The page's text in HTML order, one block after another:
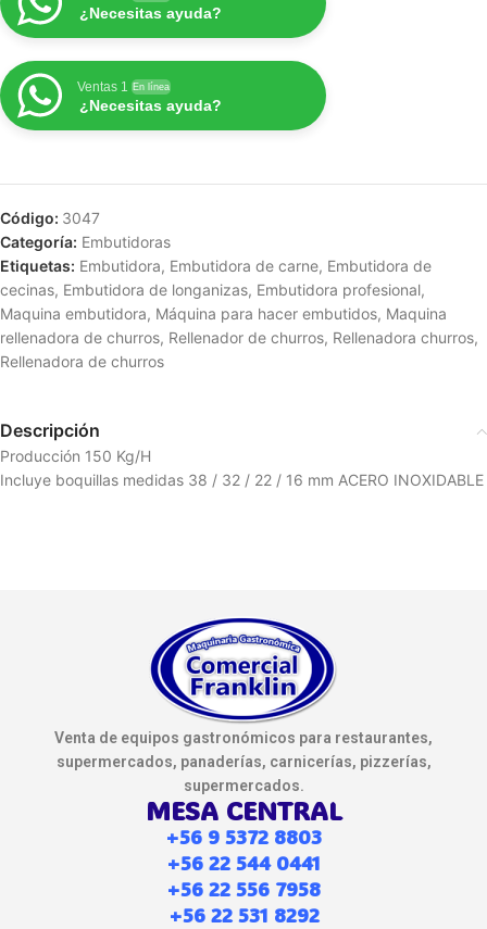
¿Necesitas ayuda?
Ventas 1 En línea
¿Necesitas ayuda?
Código: 3047
Categoría: Embutidoras
Etiquetas: Embutidora, Embutidora de carne, Embutidora de
cecinas, Embutidora de longanizas, Embutidora profesional,
Maquina embutidora, Máquina para hacer embutidos, Maquina
rellenadora de churros, Rellenador de churros, Rellenadora churros,
Rellenadora de churros
Descripción
Producción 150 Kg/H
Incluye boquillas medidas 38 / 32 / 22 / 16 mm ACERO INOXIDABLE
Venta de equipos gastronómicos para restaurantes,
supermercados, panaderías, carnicerías, pizzerías,
supermercados.
MESA CENTRAL
+56 9 5372 8803
+56 22 544 0441
+56 22 556 7958
+56 22 531 8292